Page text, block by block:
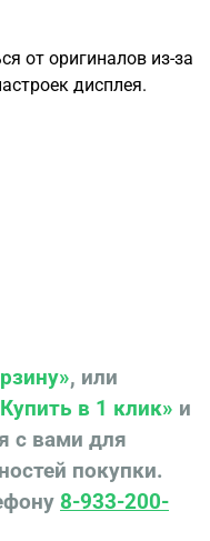
от оригиналов из-за
дисплея.
, или
в 1 клик» и
с вами для
покупки.
8-933-200-